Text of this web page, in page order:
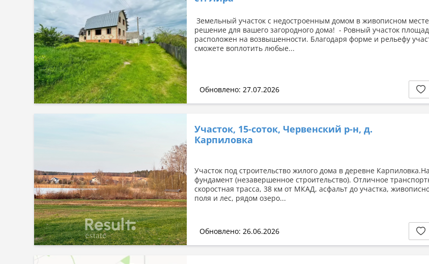
Земельный участок с недостроенным домом в живописном
решение для вашего загородного дома! - Ровный участок
расположен на возвышенности. Благодаря форме и рельефу
сможете воплотить любые...
Обновлено: 27.07.2026
Участок, 15-соток, Червенский р-н, д.
Карпиловка
Участок под строительство жилого дома в деревне
фундамент (незавершенное строительство). Отличное
скоростная трасса, 38 км от МКАД, асфальт до участка,
поля и лес, рядом озеро...
Обновлено: 26.06.2026